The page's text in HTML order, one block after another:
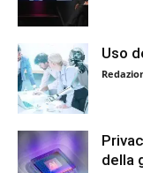
Uso
della